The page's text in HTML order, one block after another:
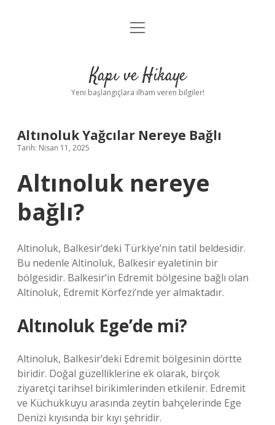
Anasayfa
Yasal Uyarı
menüyü
Kapı ve Hikaye
Yeni başlangıçlara ilham veren bilgiler!
Altınoluk Yağcılar Nereye Bağlı
Tarih: Nisan 11, 2025
Altınoluk nereye
bağlı?
Altinoluk, Balkesir’deki Türkiye’nin tatil beldesidir.
Bu nedenle Altinoluk, Balkesir eyaletinin bir
bölgesidir. Balkesir’in Edremit bölgesine bağlı olan
Altinoluk, Edremit Körfezi’nde yer almaktadır.
Altınoluk Ege’de mi?
Altinoluk, Balkesir’deki Edremit bölgesinin dörtte
biridir. Doğal güzelliklerine ek olarak, birçok
ziyaretçi tarihsel birikimlerinden etkilenir. Edremit
ve Küchukkuyu arasında zeytin bahçelerinde Ege
Denizi kıyısında bir kıyı şehridir.